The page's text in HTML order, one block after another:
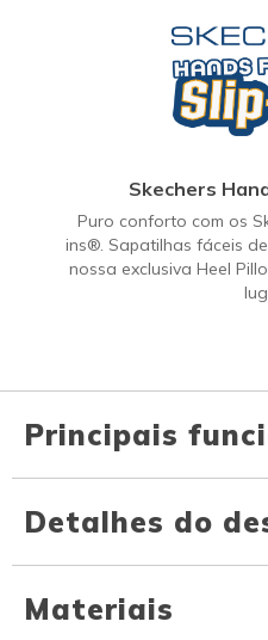
Skechers
Puro conforto com os
ins®. Sapatilhas fáceis
nossa exclusiva Heel
Principais
Detalhes do
Materiais